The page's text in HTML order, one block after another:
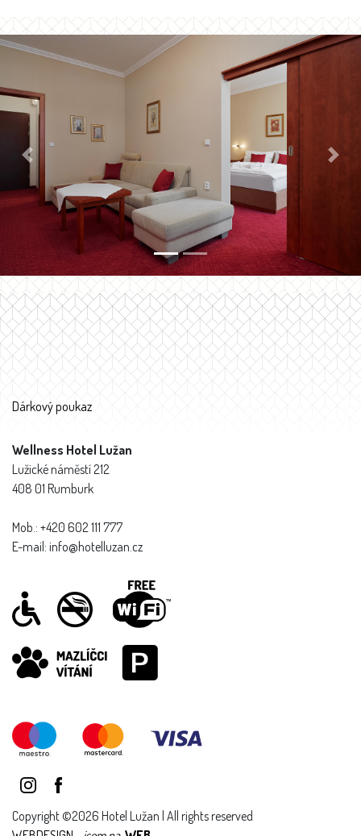
Previous Next
Dárkový poukaz
Wellness Hotel Lužan
Lužické náměstí 212
408 01 Rumburk
Mob.: +420 602 111 777
E-mail: info@hotelluzan.cz
Copyright ©2026 Hotel Lužan | All rights reserved